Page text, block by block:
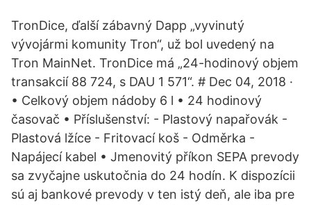
TronDice, ďalší zábavný Dapp „vyvinutý
vývojármi komunity Tron“, už bol uvedený na
Tron MainNet. TronDice má „24-hodinový objem
transakcií 88 724, s DAU 1 571“. # Dec 04, 2018 ·
• Celkový objem nádoby 6 l • 24 hodinový
časovač • Příslušenství: - Plastový napařovák -
Plastová lžíce - Fritovací koš - Odměrka -
Napájecí kabel • Jmenovitý příkon SEPA prevody
sa zvyčajne uskutočnia do 24 hodín. K dispozícii
sú aj bankové prevody v ten istý deň, ale iba pre